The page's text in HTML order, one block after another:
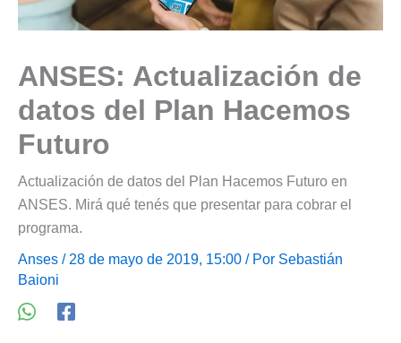
ANSES: Actualización de
datos del Plan Hacemos
Futuro
Actualización de datos del Plan Hacemos Futuro en
ANSES. Mirá qué tenés que presentar para cobrar el
programa.
Anses / 28 de mayo de 2019, 15:00 / Por Sebastián
Baioni